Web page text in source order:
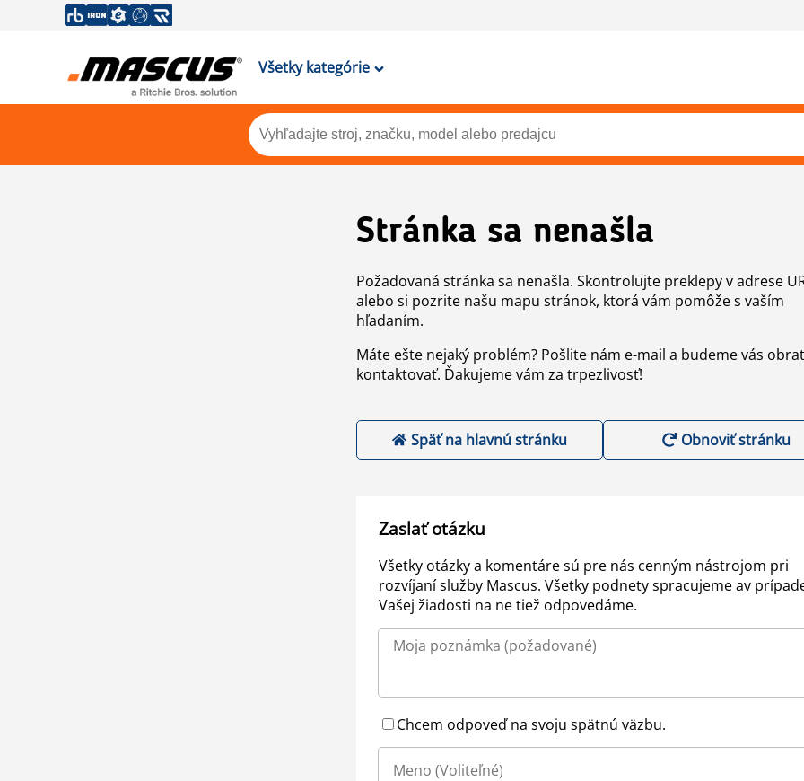
Všetky kategórie
Stránka sa nenašla
Požadovaná stránka sa nenašla. Skontrolujte preklepy v adrese
alebo si pozrite našu mapu stránok, ktorá vám pomôže s vaším
hľadaním.
Máte ešte nejaký problém? Pošlite nám e-mail a budeme vás
kontaktovať. Ďakujeme vám za trpezlivosť!
Späť na hlavnú stránku Obnoviť stránku
Zaslať otázku
Všetky otázky a komentáre sú pre nás cenným nástrojom pri
rozvíjaní služby Mascus. Všetky podnety spracujeme av
Vašej žiadosti na ne tiež odpovedáme.
Chcem odpoveď na svoju spätnú väzbu.